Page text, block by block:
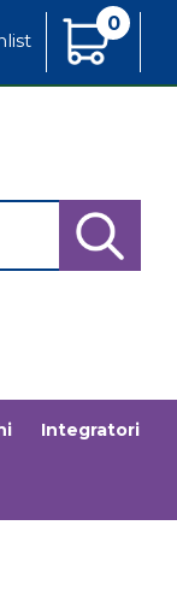
0
Articoli
Inseriti
Cerca
Integratori